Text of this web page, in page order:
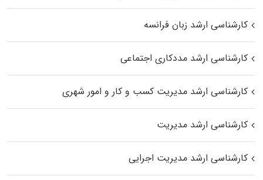
کارشناسی ارشد زبان فرانسه
کارشناسی ارشد مددکاری اجتماعی
کارشناسی ارشد مدیریت کسب و کار و امور شهری
کارشناسی ارشد مدیریت
کارشناسی ارشد مدیریت اجرایی